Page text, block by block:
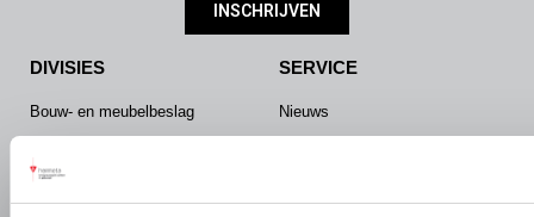
INSCHRIJVEN
DIVISIES
Bouw- en meubelbeslag
Gevelbouw
Over Hermeta
SERVICE
Nieuws
Contact